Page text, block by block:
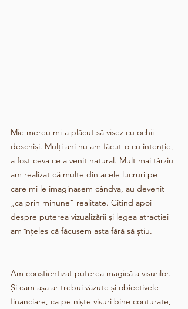
Mie mereu mi-a plăcut să visez cu ochii
deschiși. Mulți ani nu am făcut-o cu intenție,
a fost ceva ce a venit natural. Mult mai târziu
am realizat că multe din acele lucruri pe
care mi le imaginasem cândva, au devenit
„ca prin minune” realitate. Citind apoi
despre puterea vizualizării și legea atracției
am înțeles că făcusem asta fără să știu.
Am conștientizat puterea magică a visurilor.
Și cam așa ar trebui văzute și obiectivele
financiare, ca pe niște visuri bine conturate,